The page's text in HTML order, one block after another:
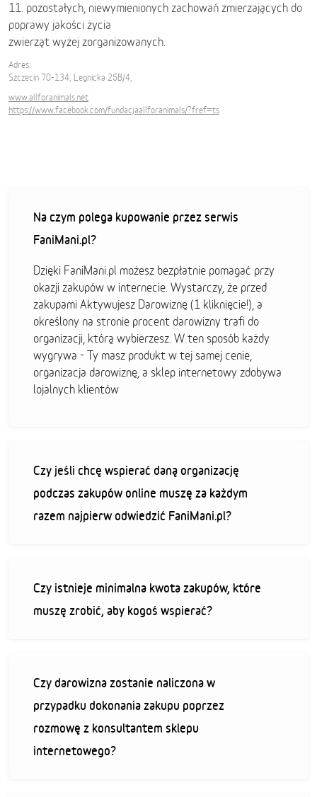
11. pozostałych, niewymienionych zachowań zmierzających do
poprawy jakości życia
zwierząt wyżej zorganizowanych.
Adres:
Szczecin 70-134, Legnicka 25B/4,
www.allforanimals.net
https://www.facebook.com/fundacjaallforanimals/?fref=ts
Na czym polega kupowanie przez serwis
FaniMani.pl?
Dzięki FaniMani.pl możesz bezpłatnie pomagać przy
okazji zakupów w internecie. Wystarczy, że przed
zakupami Aktywujesz Darowiznę (1 kliknięcie!), a
określony na stronie procent darowizny trafi do
organizacji, którą wybierzesz. W ten sposób każdy
wygrywa - Ty masz produkt w tej samej cenie,
organizacja darowiznę, a sklep internetowy zdobywa
lojalnych klientów
Czy jeśli chcę wspierać daną organizację
podczas zakupów online muszę za każdym
razem najpierw odwiedzić FaniMani.pl?
Czy istnieje minimalna kwota zakupów, które
muszę zrobić, aby kogoś wspierać?
Czy darowizna zostanie naliczona w
przypadku dokonania zakupu poprzez
rozmowę z konsultantem sklepu
internetowego?